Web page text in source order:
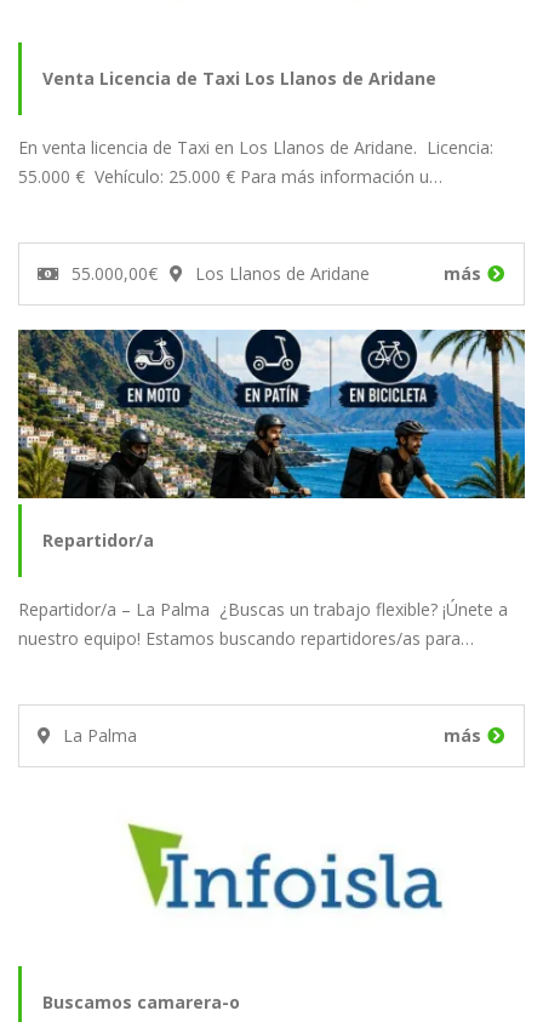
Venta Licencia de Taxi Los Llanos de Aridane
En venta licencia de Taxi en Los Llanos de Aridane. Licencia:
55.000 € Vehículo: 25.000 € Para más información u…
55.000,00€ Los Llanos de Aridane más
Repartidor/a
Repartidor/a – La Palma ¿Buscas un trabajo flexible? ¡Únete a
nuestro equipo! Estamos buscando repartidores/as para…
La Palma más
Buscamos camarera-o